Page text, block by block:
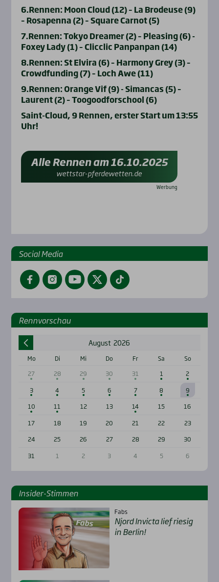
6.Rennen: Moon Cloud (12) – La Brodeuse (9)
– Rosapenna (2) – Square Carnot (5)
7.Rennen: Tokyo Dreamer (2) – Pleasing (6) -
Foxey Lady (1) – Clicclic Panpanpan (14)
8.Rennen: St Elvira (6) – Harmony Grey (3) –
Crowdfunding (7) – Loch Awe (11)
9.Rennen: Orange Vif (9) - Simancas (5) –
Laurent (2) – Toogoodforschool (6)
Saint-Cloud, 9 Rennen, erster Start um 13:55
Uhr!
Alle Rennen am 16.10.2025
wettstar-pferdewetten.de
Social Media
FacebookInstagramYouTubeTwitterTikTok
Renn­vor­schau
August 2026
Mo Di Mi Do Fr Sa
So
27
28 29 30 31 1
2
3
4 5 6 7 8
9
10
11 12 13 14 15
16
17
18 19 20 21 22
23
24
25 26 27 28 29
30
31
1 2 3 4 5 6
Insi­der-Stim­men
Fabs
Njord Invic­ta lief rie­sig
in Ber­lin!